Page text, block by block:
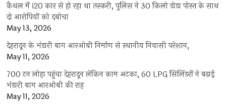
कैथल में i20 कार से हो रहा था तस्करी, पुलिस ने 30 किलो डोडा पोस्त के साथ
दो आरोपियों को दबोचा
May 13, 2026
देहरादून के भंडारी बाग आरओबी निर्माण से स्थानीय निवासी परेशान,
May 11, 2026
700 टन लोहा पहुंचा देहरादून लेकिन काम अटका, 60 LPG सिलिंडरों ने बढ़ाई
भंडारी बाग आरओबी की राह
May 11, 2026